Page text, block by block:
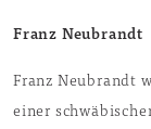
Franz Neubrandt
Franz Neubrandt
einer